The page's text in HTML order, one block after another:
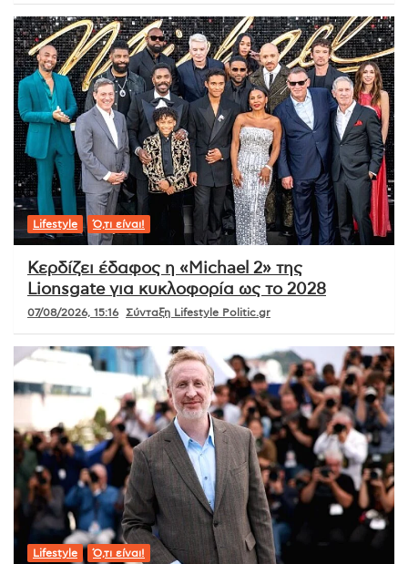
Lifestyle Ό,τι είναι!
Κερδίζει έδαφος η «Michael 2» της
Lionsgate για κυκλοφορία ως το 2028
07/08/2026, 15:16 Σύνταξη Lifestyle Politic.gr
Lifestyle Ό,τι είναι!